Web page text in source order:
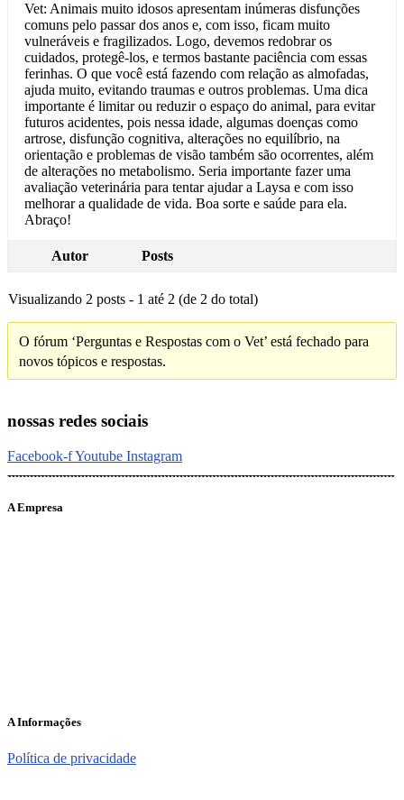
Vet: Animais muito idosos apresentam inúmeras disfunções
comuns pelo passar dos anos e, com isso, ficam muito
vulneráveis e fragilizados. Logo, devemos redobrar os
cuidados, protegê-los, e termos bastante paciência com essas
ferinhas. O que você está fazendo com relação as almofadas,
ajuda muito, evitando traumas e outros problemas. Uma dica
importante é limitar ou reduzir o espaço do animal, para evitar
futuros acidentes, pois nessa idade, algumas doenças como
artrose, disfunção cognitiva, alterações no equilíbrio, na
orientação e problemas de visão também são ocorrentes, além
de alterações no metabolismo. Seria importante fazer uma
avaliação veterinária para tentar ajudar a Laysa e com isso
melhorar a qualidade de vida. Boa sorte e saúde para ela.
Abraço!
Autor Posts
Visualizando 2 posts - 1 até 2 (de 2 do total)
O fórum ‘Perguntas e Respostas com o Vet’ está fechado para
novos tópicos e respostas.
nossas redes sociais
Facebook-fYoutube Instagram
A Empresa
A Informações
Política de privacidade